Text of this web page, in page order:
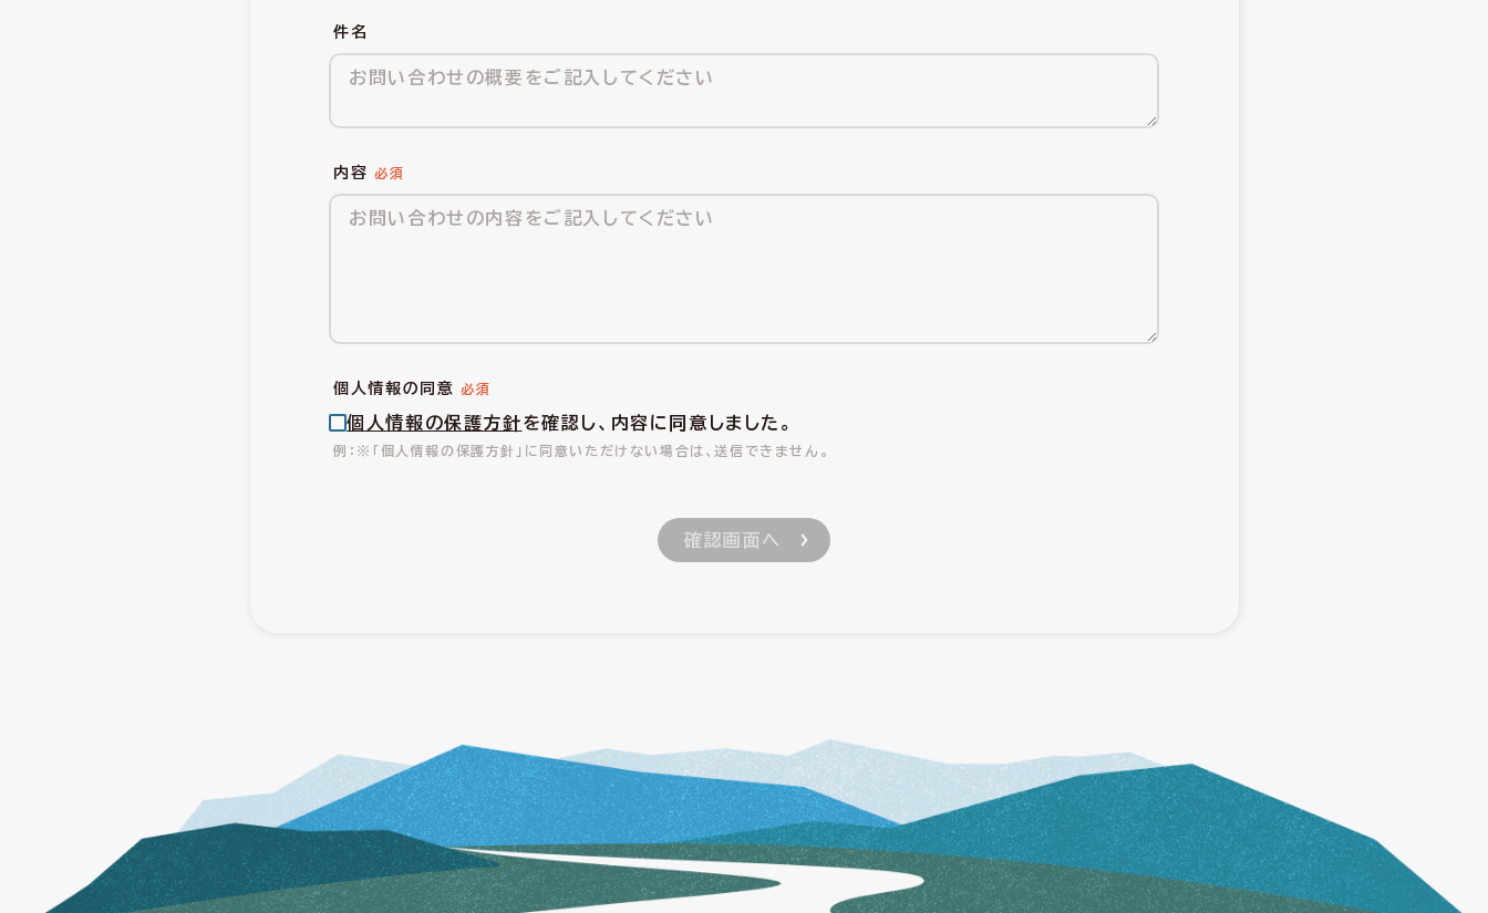
件名
内容
個人情報の同意
個人情報の保護方針を確認し、内容に同意しました。
※「個人情報の保護方針」に同意いただけない場合は、送信できません。